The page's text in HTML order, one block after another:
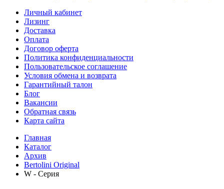
Личный кабинет
Лизинг
Доставка
Оплата
Договор оферта
Политика конфиденциальности
Пользовательское соглашение
Условия обмена и возврата
Гарантийный талон
Блог
Вакансии
Обратная связь
Карта сайта
Главная
Каталог
Архив
Bertolini Original
W - Серия